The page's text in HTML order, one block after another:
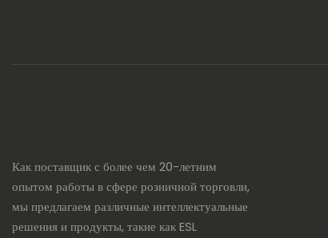
Как поставщик с более чем 20-летним
опытом работы в сфере розничной торговли,
мы предлагаем различные интеллектуальные
решения и продукты, такие как ESL